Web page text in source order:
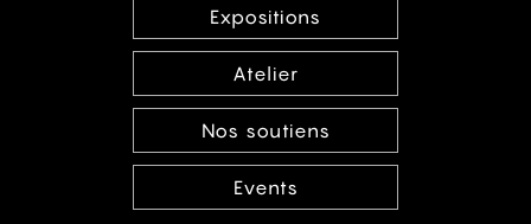
Expositions
Atelier
Nos soutiens
Events